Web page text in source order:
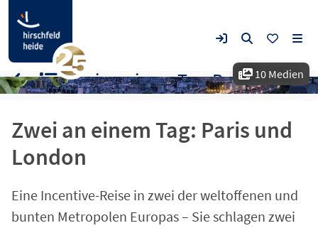
10 Medien
Zwei an einem Tag: Paris und
London
Eine Incentive-Reise in zwei der weltoffenen und
bunten Metropolen Europas – Sie schlagen zwei
Zwei an einem Tag: Paris und London